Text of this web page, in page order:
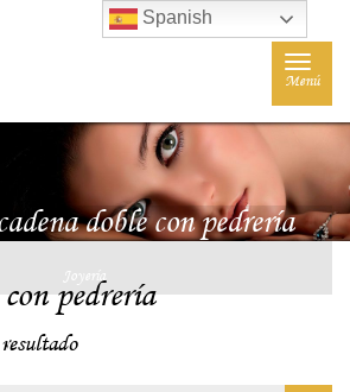
Toggle
Menú
doble con pedrería
Joyería
pedrería
Spanish